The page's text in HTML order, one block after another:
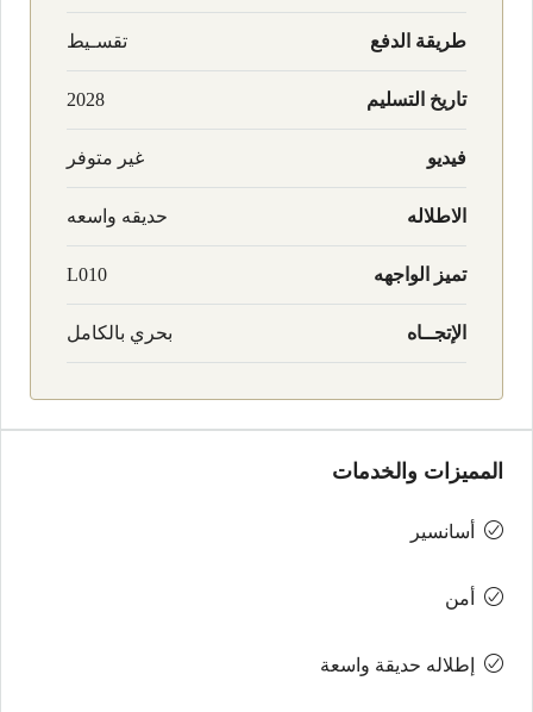
طريقة الدفع تقسـيط
تاريخ التسليم 2028
فيديو غير متوفر
الاطلاله حديقه واسعه
تميز الواجهه L010
الإتجــاه بحري بالكامل
المميزات والخدمات
أسانسير
أمن
إطلاله حديقة واسعة